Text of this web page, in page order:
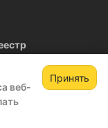
веб-
Принять